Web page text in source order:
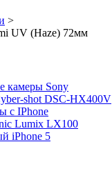
>
UV (Haze) 72мм
камеры Sony
shot DSC-HX400V
с IPhone
Lumix LX100
iPhone 5